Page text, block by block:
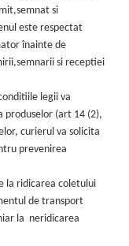
si
este respectat
înainte de
si receptiei
legii va
(art 14 (2),
curierul va solicita
prevenirea
la ridicarea coletului
de transport
la neridicarea